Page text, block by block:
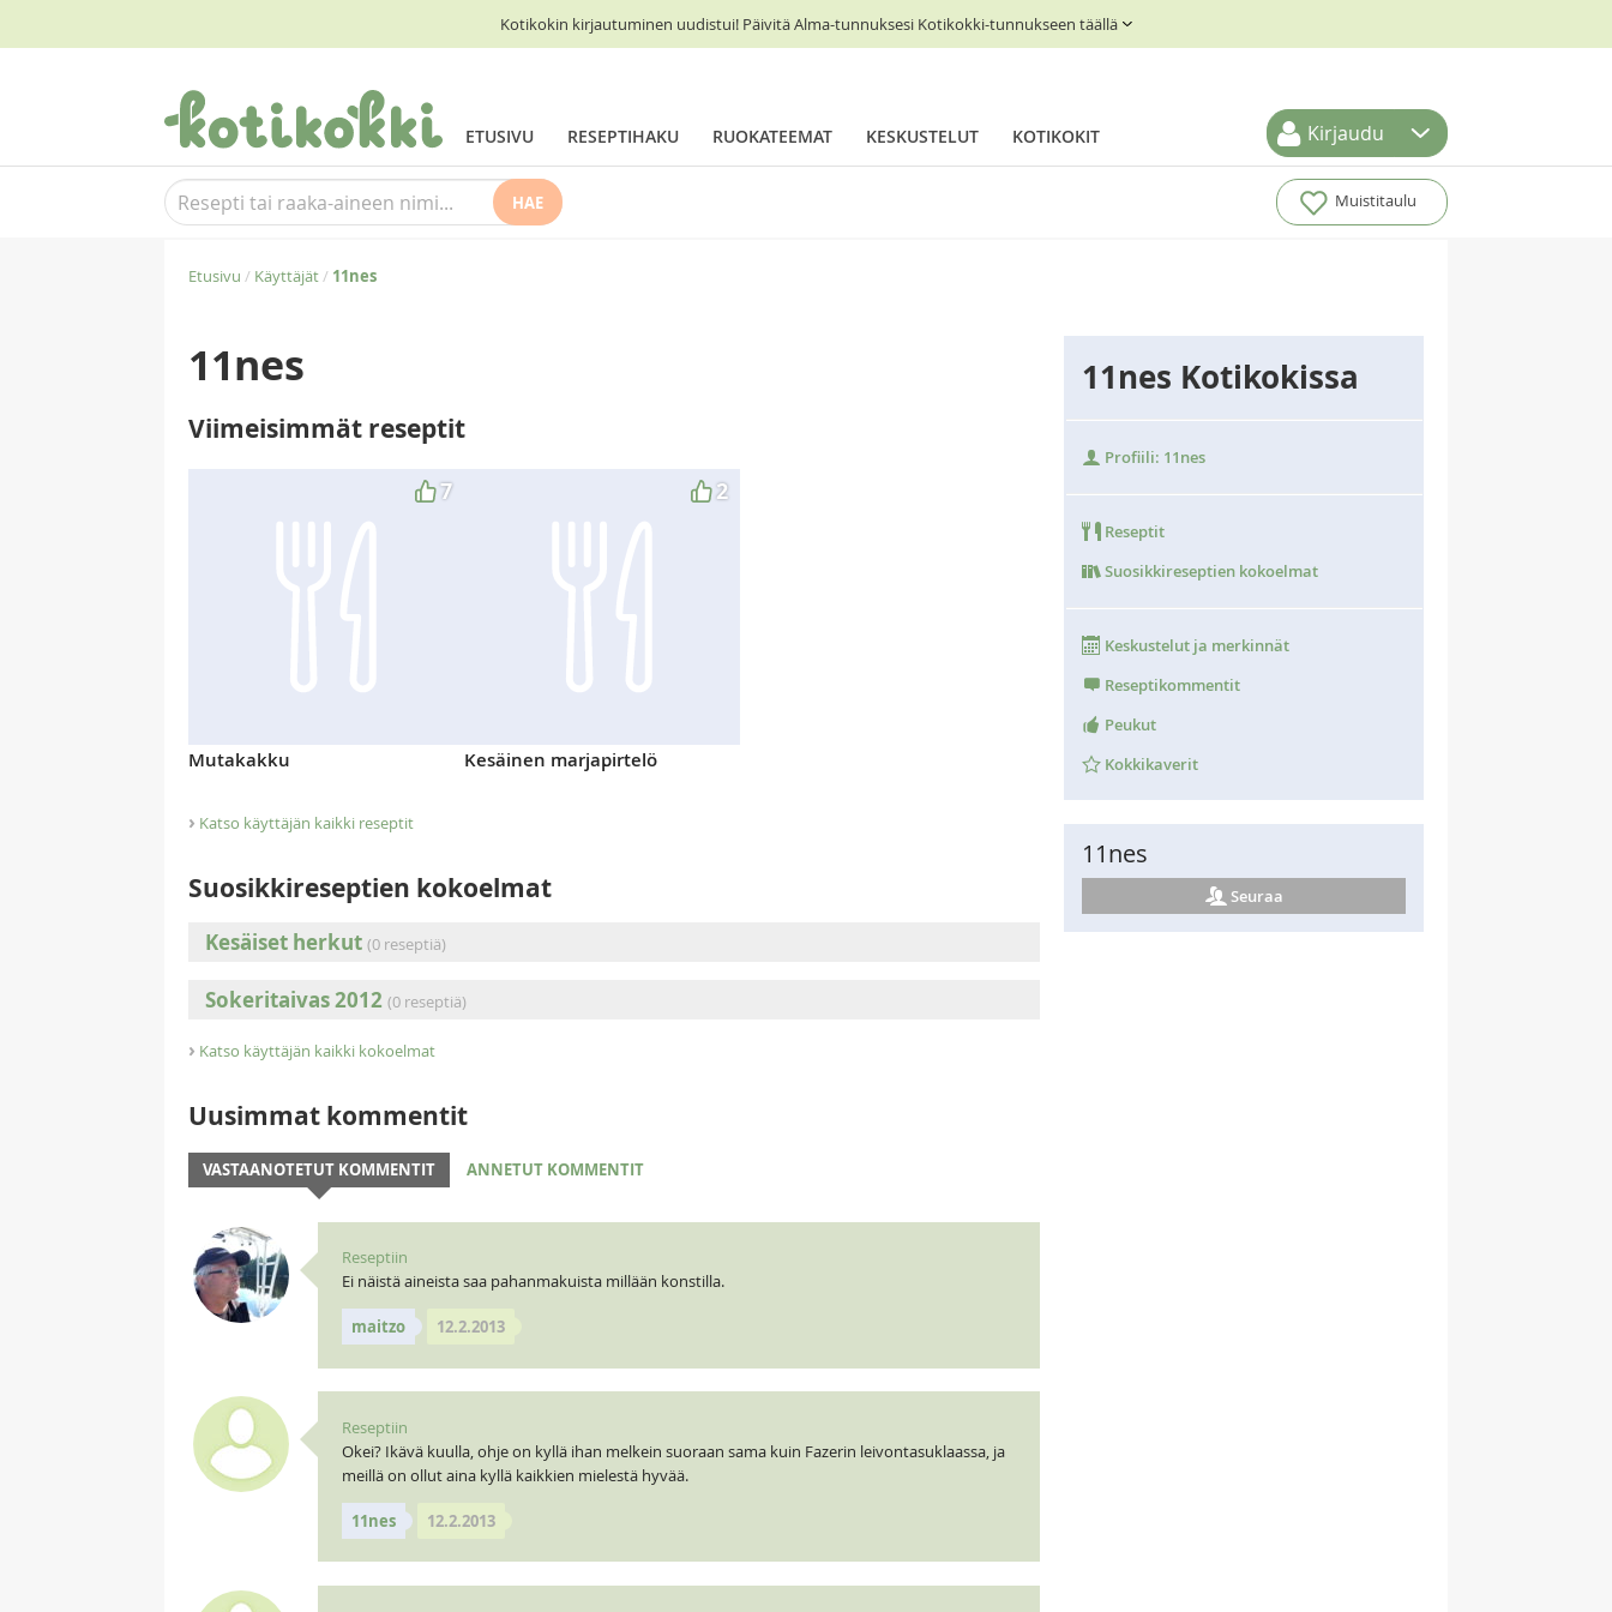
Kotikokin kirjautuminen uudistui! Päivitä Alma-tunnuksesi Kotikokki-tunnukseen täällä
ETUSIVU RESEPTIHAKU RUOKATEEMAT KESKUSTELUT KOTIKOKIT Kirjaudu
HAE Muistitaulu
Etusivu / Käyttäjät/ 11nes
11nes
Viimeisimmät reseptit
7
Mutakakku
2
Kesäinen marjapirtelö
› Katso käyttäjän kaikki reseptit
Suosikkireseptien kokoelmat
Kesäiset herkut (0 reseptiä)
Sokeritaivas 2012 (0 reseptiä)
› Katso käyttäjän kaikki kokoelmat
Uusimmat kommentit
VASTAANOTETUT KOMMENTIT ANNETUT KOMMENTIT
Reseptiin
Ei näistä aineista saa pahanmakuista millään konstilla.
maitzo 12.2.2013
Reseptiin
Okei? Ikävä kuulla, ohje on kyllä ihan melkein suoraan sama kuin Fazerin leivontasuklaassa, ja
meillä on ollut aina kyllä kaikkien mielestä hyvää.
11nes 12.2.2013
11nes Kotikokissa
Profiili: 11nes
Reseptit
Suosikkireseptien kokoelmat
Keskustelut ja merkinnät
Reseptikommentit
Peukut
Kokkikaverit
11nes
Seuraa